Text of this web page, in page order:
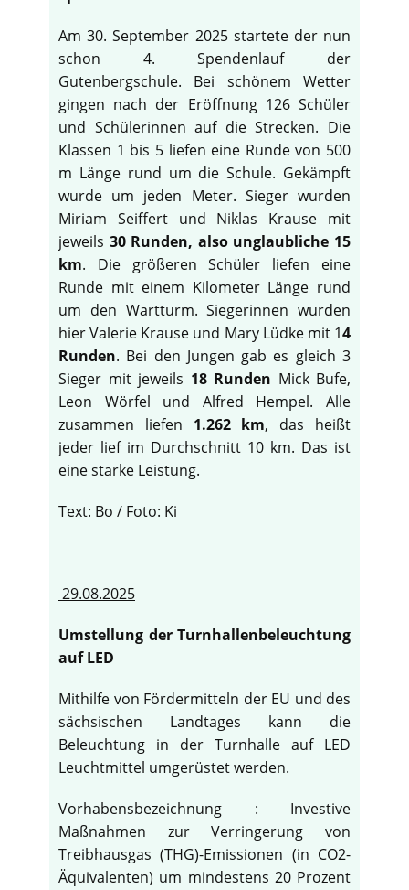
Am 30. September 2025 startete der nun
schon 4. Spendenlauf der
Gutenbergschule. Bei schönem Wetter
gingen nach der Eröffnung 126 Schüler
und Schülerinnen auf die Strecken. Die
Klassen 1 bis 5 liefen eine Runde von 500
m Länge rund um die Schule. Gekämpft
wurde um jeden Meter. Sieger wurden
Miriam Seiffert und Niklas Krause mit
jeweils 30 Runden, also unglaubliche 15
km. Die größeren Schüler liefen eine
Runde mit einem Kilometer Länge rund
um den Wartturm. Siegerinnen wurden
hier Valerie Krause und Mary Lüdke mit 14
Runden. Bei den Jungen gab es gleich 3
Sieger mit jeweils 18 Runden Mick Bufe,
Leon Wörfel und Alfred Hempel. Alle
zusammen liefen 1.262 km, das heißt
jeder lief im Durchschnitt 10 km. Das ist
eine starke Leistung.
Text: Bo / Foto: Ki
29.08.2025
Umstellung der Turnhallenbeleuchtung
auf LED
Mithilfe von Fördermitteln der EU und des
sächsischen Landtages kann die
Beleuchtung in der Turnhalle auf LED
Leuchtmittel umgerüstet werden.
Vorhabensbezeichnung : Investive
Maßnahmen zur Verringerung von
Treibhausgas (THG)-Emissionen (in CO2-
Äquivalenten) um mindestens 20 Prozent